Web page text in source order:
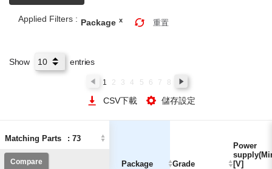
TO-252 (TL)
TSMT3
UMT3
UMT6
Applied Filters : Package x 重置
Show entries
1 2 3 4 5 6 7 8
CSV下載 儲存設定
Matching Parts : 73
Compare Package Grade
Power
[V]
Matching Parts : 73
Compare Package Grade
Power
[V]